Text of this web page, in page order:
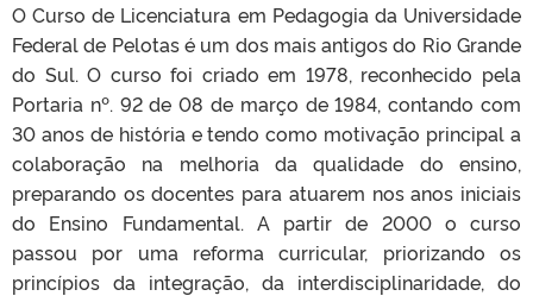
O Curso de Licenciatura em Pedagogia da Universidade
Federal de Pelotas é um dos mais antigos do Rio Grande
do Sul. O curso foi criado em 1978, reconhecido pela
Portaria nº. 92 de 08 de março de 1984, contando com
30 anos de história e tendo como motivação principal a
colaboração na melhoria da qualidade do ensino,
preparando os docentes para atuarem nos anos iniciais
do Ensino Fundamental. A partir de 2000 o curso
passou por uma reforma curricular, priorizando os
princípios da integração, da interdisciplinaridade, do